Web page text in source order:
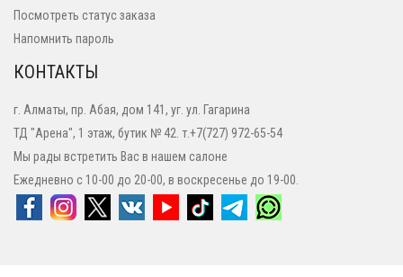
Посмотреть статус заказа
Напомнить пароль
КОНТАКТЫ
г. Алматы, пр. Абая, дом 141, уг. ул. Гагарина
ТД "Арена", 1 этаж, бутик № 42. т.+7(727) 972-65-54
Мы рады встретить Вас в нашем салоне
Ежедневно с 10-00 до 20-00, в воскресенье до 19-00.